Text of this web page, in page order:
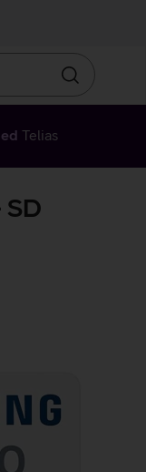
Otsin
Telias
SD